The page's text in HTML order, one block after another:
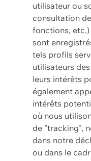
utilisateur ou
consultation
fonctions, etc.)
sont
tels profils
utilisateurs
leurs intérêts
également
intérêts
où nous
de "tracking",
dans notre
ou dans le